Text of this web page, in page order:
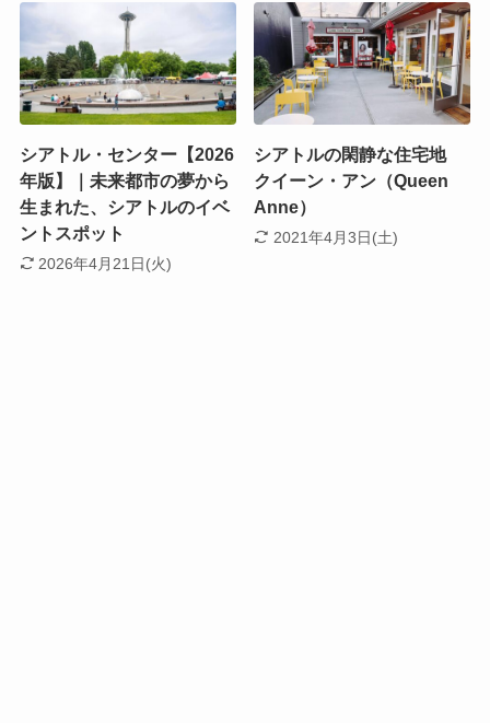
シアトル・センター【2026
年版】｜未来都市の夢から
生まれた、シアトルのイベ
ントスポット
2026年4月21日(火)
シアトルの閑静な住宅地
クイーン・アン（Queen
Anne）
2021年4月3日(土)